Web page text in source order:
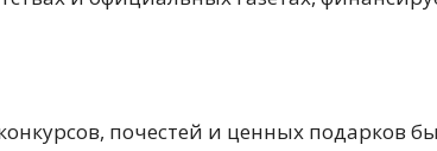
почестей и ценных подарков